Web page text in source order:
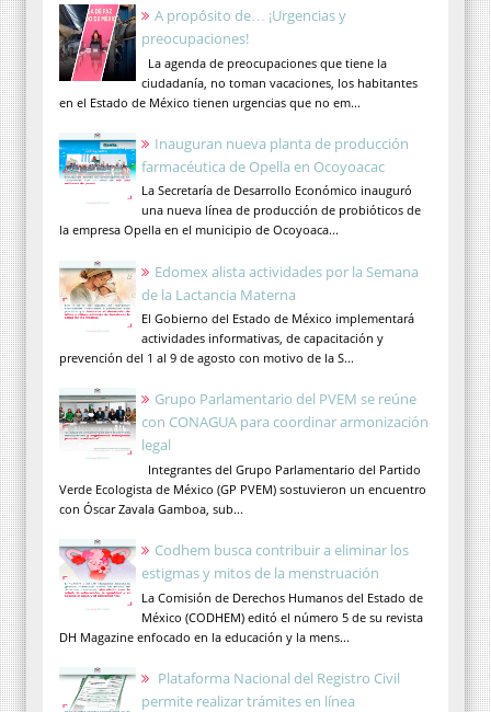
A propósito de… ¡Urgencias y
preocupaciones!
La agenda de preocupaciones que tiene la
ciudadanía, no toman vacaciones, los habitantes
en el Estado de México tienen urgencias que no em...
Inauguran nueva planta de producción
farmacéutica de Opella en Ocoyoacac
La Secretaría de Desarrollo Económico inauguró
una nueva línea de producción de probióticos de
la empresa Opella en el municipio de Ocoyoaca...
Edomex alista actividades por la Semana
de la Lactancia Materna
El Gobierno del Estado de México implementará
actividades informativas, de capacitación y
prevención del 1 al 9 de agosto con motivo de la S...
Grupo Parlamentario del PVEM se reúne
con CONAGUA para coordinar armonización
legal
Integrantes del Grupo Parlamentario del Partido
Verde Ecologista de México (GP PVEM) sostuvieron un encuentro
con Óscar Zavala Gamboa, sub...
Codhem busca contribuir a eliminar los
estigmas y mitos de la menstruación
La Comisión de Derechos Humanos del Estado de
México (CODHEM) editó el número 5 de su revista
DH Magazine enfocado en la educación y la mens...
Plataforma Nacional del Registro Civil
permite realizar trámites en línea